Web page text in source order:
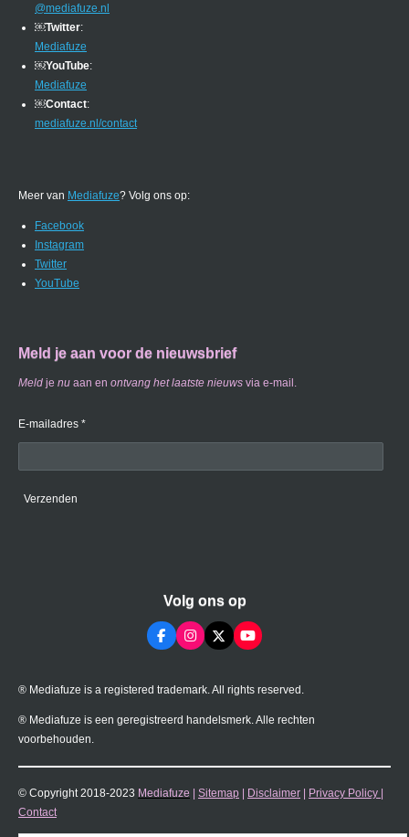
@mediafuze.nl
￼Twitter:
Mediafuze
￼YouTube:
Mediafuze
￼Contact:
mediafuze.nl/contact
Meer van Mediafuze? Volg ons op:
Facebook
Instagram
Twitter
YouTube
Meld je aan voor de nieuwsbrief
Meld je nu aan en ontvang het laatste nieuws via e-mail.
E-mailadres *
Verzenden
Volg ons op
F
a
b
o
I
n
a
r
X
Y
o
u
e
® Mediafuze is a registered trademark. All rights reserved.
® Mediafuze is een geregistreerd handelsmerk. Alle rechten
voorbehouden.
© Copyright 2018-2023 Mediafuze Sitemap Disclaimer Privacy Policy
Contact